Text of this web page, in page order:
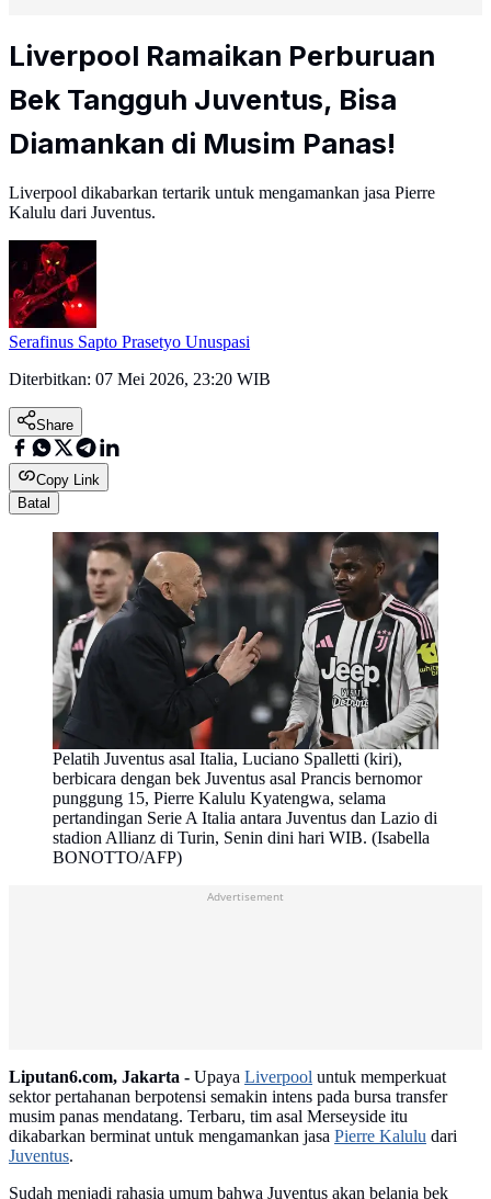
Liverpool Ramaikan Perburuan
Bek Tangguh Juventus, Bisa
Diamankan di Musim Panas!
Liverpool dikabarkan tertarik untuk mengamankan jasa Pierre
Kalulu dari Juventus.
Serafinus Sapto Prasetyo Unuspasi
Diterbitkan: 07 Mei 2026, 23:20 WIB
Share
Copy Link
Batal
Pelatih Juventus asal Italia, Luciano Spalletti (kiri),
berbicara dengan bek Juventus asal Prancis bernomor
punggung 15, Pierre Kalulu Kyatengwa, selama
pertandingan Serie A Italia antara Juventus dan Lazio di
stadion Allianz di Turin, Senin dini hari WIB. (Isabella
BONOTTO/AFP)
Advertisement
Liputan6.com, Jakarta - Upaya Liverpool untuk memperkuat
sektor pertahanan berpotensi semakin intens pada bursa transfer
musim panas mendatang. Terbaru, tim asal Merseyside itu
dikabarkan berminat untuk mengamankan jasa Pierre Kalulu dari
Juventus.
Sudah menjadi rahasia umum bahwa Juventus akan belanja bek